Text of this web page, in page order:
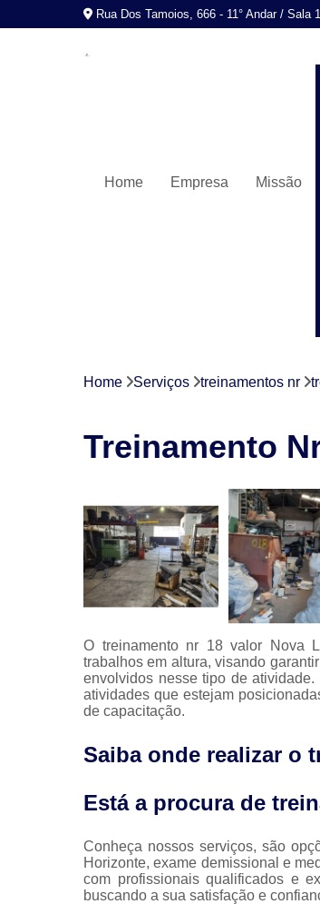
Rua Dos Tamoios, 666 - 11° Andar / Sala
Home Empresa Missão
Home Serviços treinamentos nr
Treinamento
O treinamento nr 18 valor Nova
trabalhos em altura, visando
envolvidos nesse tipo de
atividades que estejam
de capacitação.
Saiba onde realizar o
Está a procura de
Conheça nossos serviços, são
Horizonte, exame demissional e
com profissionais qualificados e
buscando a sua satisfação e